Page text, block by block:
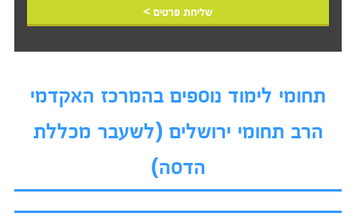
שליחת פרטים >
תחומי לימוד נוספים בהמרכז האקדמי
הרב תחומי ירושלים (לשעבר מכללת
הדסה)